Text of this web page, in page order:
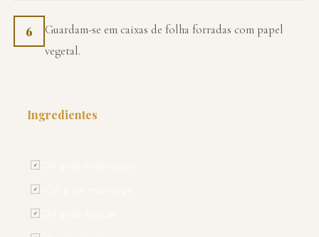
6
Guardam-se em caixas de folha forradas com papel
vegetal.
Ingredientes
✓
✓
✓